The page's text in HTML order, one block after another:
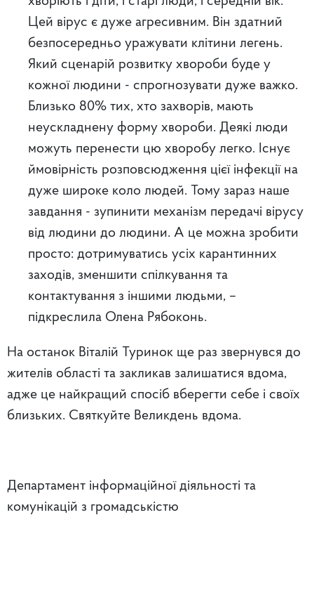
Цей вірус є дуже агресивним. Він здатний
безпосередньо уражувати клітини легень.
Який сценарій розвитку хвороби буде у
кожної людини - спрогнозувати дуже важко.
Близько 80% тих, хто захворів, мають
неускладнену форму хвороби. Деякі люди
можуть перенести цю хворобу легко. Існує
ймовірність розповсюдження цієї інфекції на
дуже широке коло людей. Тому зараз наше
завдання - зупинити механізм передачі вірусу
від людини до людини. А це можна зробити
просто: дотримуватись усіх карантинних
заходів, зменшити спілкування та
контактування з іншими людьми, –
підкреслила Олена Рябоконь.
На останок Віталій Туринок ще раз звернувся до
жителів області та закликав залишатися вдома,
адже це найкращий спосіб вберегти себе і своїх
близьких. Святкуйте Великдень вдома.
Департамент інформаційної діяльності та
комунікацій з громадськістю